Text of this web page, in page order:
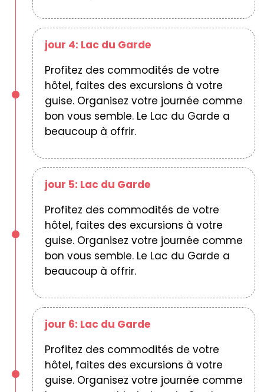
jour 4: Lac du Garde
Profitez des commodités de votre
hôtel, faites des excursions à votre
guise. Organisez votre journée comme
bon vous semble. Le Lac du Garde a
beaucoup à offrir.
jour 5: Lac du Garde
Profitez des commodités de votre
hôtel, faites des excursions à votre
guise. Organisez votre journée comme
bon vous semble. Le Lac du Garde a
beaucoup à offrir.
jour 6: Lac du Garde
Profitez des commodités de votre
hôtel, faites des excursions à votre
guise. Organisez votre journée comme